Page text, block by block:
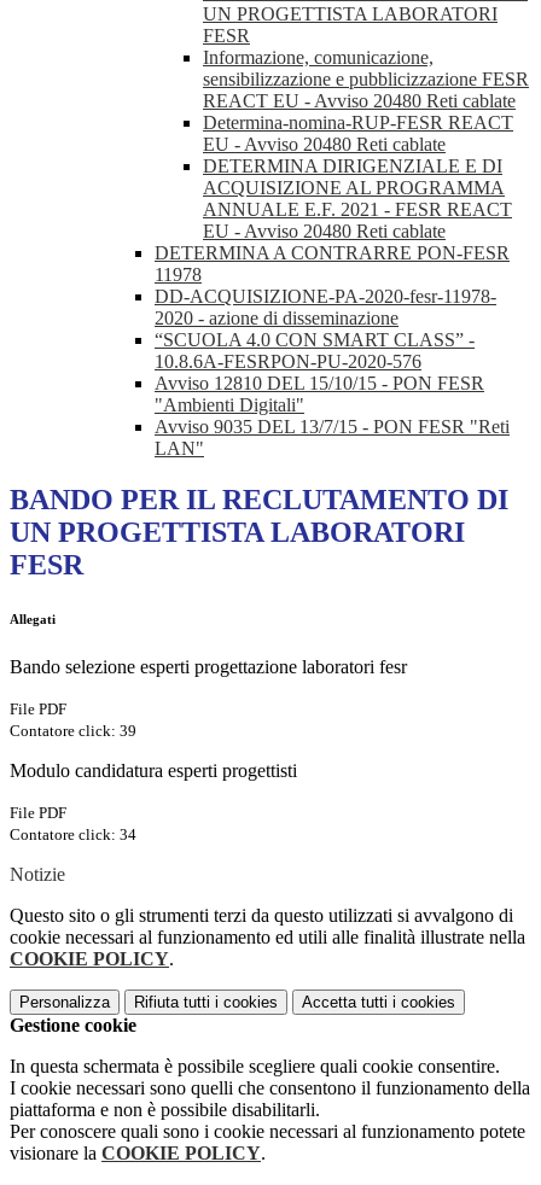
UN PROGETTISTA LABORATORI
FESR
Informazione, comunicazione,
sensibilizzazione e pubblicizzazione FESR
REACT EU - Avviso 20480 Reti cablate
Determina-nomina-RUP-FESR REACT
EU - Avviso 20480 Reti cablate
DETERMINA DIRIGENZIALE E DI
ACQUISIZIONE AL PROGRAMMA
ANNUALE E.F. 2021 - FESR REACT
EU - Avviso 20480 Reti cablate
DETERMINA A CONTRARRE PON-FESR
11978
DD-ACQUISIZIONE-PA-2020-fesr-11978-
2020 - azione di disseminazione
“SCUOLA 4.0 CON SMART CLASS” -
10.8.6A-FESRPON-PU-2020-576
Avviso 12810 DEL 15/10/15 - PON FESR
"Ambienti Digitali"
Avviso 9035 DEL 13/7/15 - PON FESR "Reti
LAN"
BANDO PER IL RECLUTAMENTO DI
UN PROGETTISTA LABORATORI
FESR
Allegati
Bando selezione esperti progettazione laboratori fesr
File PDF
Contatore click: 39
Modulo candidatura esperti progettisti
File PDF
Contatore click: 34
Notizie
Questo sito o gli strumenti terzi da questo utilizzati si avvalgono di
cookie necessari al funzionamento ed utili alle finalità illustrate nella
COOKIE POLICY.
Personalizza Rifiuta tutti i cookies Accetta tutti i cookies
Gestione cookie
In questa schermata è possibile scegliere quali cookie consentire.
I cookie necessari sono quelli che consentono il funzionamento della
piattaforma e non è possibile disabilitarli.
Per conoscere quali sono i cookie necessari al funzionamento potete
visionare la COOKIE POLICY.